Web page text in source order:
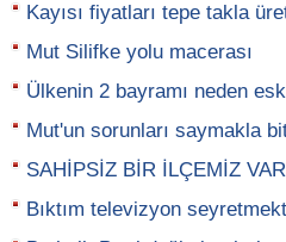
Kayısı fiyatları tepe takla
Mut Silifke yolu macerası
Ülkenin 2 bayramı neden
Mut'un sorunları saymakla
SAHİPSİZ BİR İLÇEMİZ VAR
Bıktım televizyon